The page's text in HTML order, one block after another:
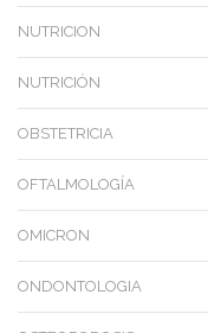
NUTRICION
NUTRICIÓN
OBSTETRICIA
OFTALMOLOGÍA
OMICRON
ONDONTOLOGIA